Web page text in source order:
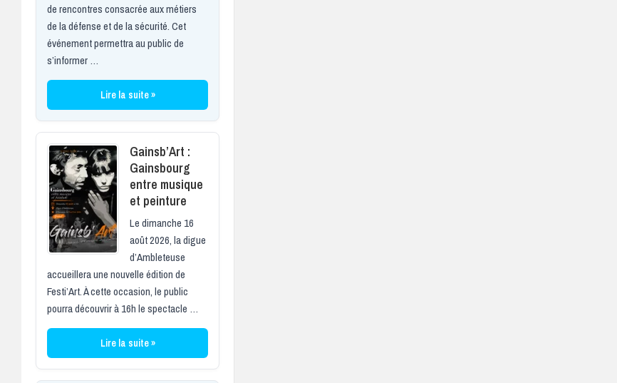
de rencontres consacrée aux métiers
de la défense et de la sécurité. Cet
événement permettra au public de
s’informer …
Lire la suite »
Gainsb’Art :
Gainsbourg
entre musique
et peinture
Le dimanche 16
août 2026, la digue
d’Ambleteuse
accueillera une nouvelle édition de
Festi’Art. À cette occasion, le public
pourra découvrir à 16h le spectacle …
Lire la suite »